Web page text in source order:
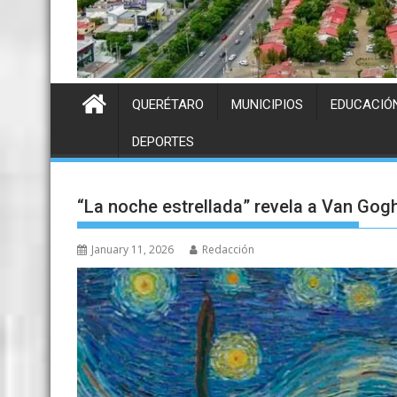
QUERÉTARO MUNICIPIOS
DEPORTES
“La noche estrellada” revela a Van
January 11, 2026 Redacción